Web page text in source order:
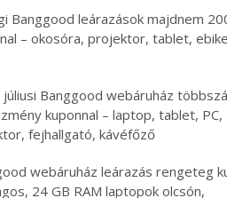
Banggood leárazások majdnem
– okosóra, projektor, tablet,
júliusi Banggood webáruház
kuponnal – laptop, tablet, PC,
fejhallgató, kávéfőző
webáruház leárazás rengeteg
24 GB RAM laptopok olcsón,